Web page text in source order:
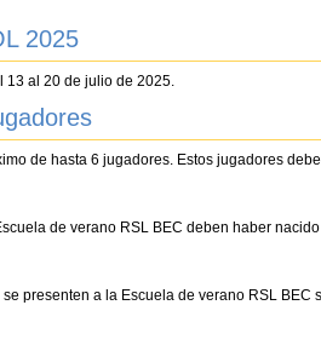
2025
13 al 20 de julio de 2025.
de hasta 6 jugadores. Estos jugadores
de verano RSL BEC deben haber
presenten a la Escuela de verano RSL BEC